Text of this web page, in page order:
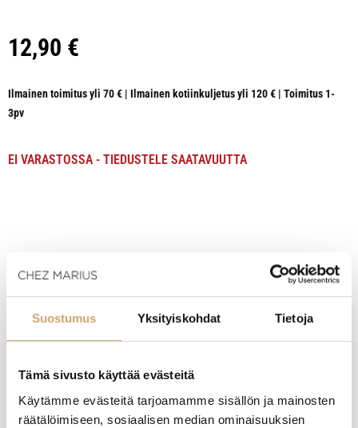
Suostumus Yksityiskohdat Tietoja
Tämä sivusto käyttää evästeitä
Käytämme evästeitä tarjoamamme sisällön ja mainosten
räätälöimiseen, sosiaalisen median ominaisuuksien
12,90 €
Ilmainen toimitus yli 70 € | Ilmainen kotiinkuljetus yli 120 € | Toimitus 1-
3pv
EI VARASTOSSA - TIEDUSTELE SAATAVUUTTA
Tuotekuvaus